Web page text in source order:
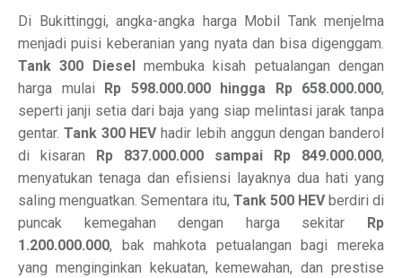
Di Bukittinggi, angka-angka harga Mobil Tank menjelma
menjadi puisi keberanian yang nyata dan bisa digenggam.
Tank 300 Diesel
membuka kisah petualangan dengan
harga mulai
Rp 598.000.000 hingga Rp 658.000.000,
seperti janji setia dari baja yang siap melintasi jarak tanpa
gentar. Tank 300 HEVhadir lebih anggun dengan banderol
di kisaran
Rp 837.000.000 sampai Rp 849.000.000,
menyatukan tenaga dan efisiensi layaknya dua hati yang
saling menguatkan. Sementara itu, Tank 500 HEVberdiri di
puncak kemegahan dengan harga sekitar
Rp
1.200.000.000, bak mahkota petualangan bagi mereka
yang menginginkan kekuatan, kemewahan, dan prestise